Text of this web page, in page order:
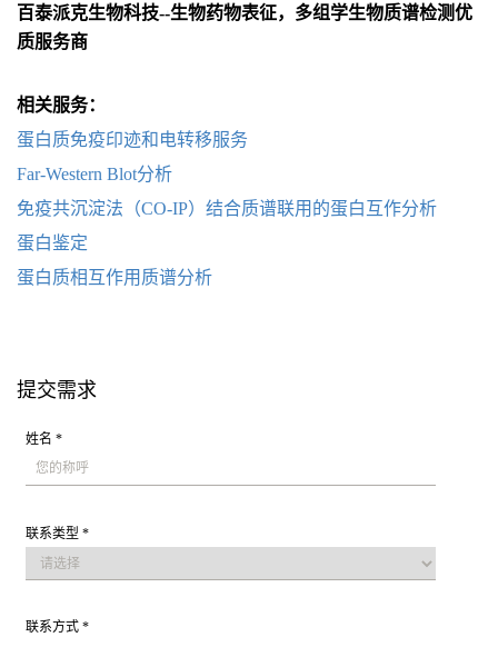
百泰派克生物科技--生物药物表征，多组学生物质谱检测优
质服务商
相关服务：
蛋白质免疫印迹和电转移服务
Far-Western Blot分析
免疫共沉淀法（CO-IP）结合质谱联用的蛋白互作分析
蛋白鉴定
蛋白质相互作用质谱分析
提交需求
姓名 *
联系类型 *
联系方式 *